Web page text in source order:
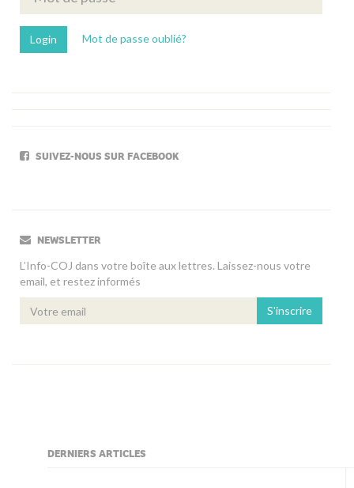
Mot de passe oublié?
SUIVEZ-NOUS SUR FACEBOOK
NEWSLETTER
L’Info-COJ dans votre boîte aux lettres. Laissez-nous votre
email, et restez informés
S'inscrire
DERNIERS ARTICLES